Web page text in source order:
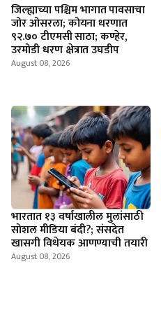
जिल्ह्याच्या पश्चिम भागात पावसाचा
जोर ओसरला; कोयना धरणात
९२.७० टीएमसी साठा; कण्हेर,
उरमोडी धरण क्षेत्रात उघडीप
August 08, 2026
भारतात १३ वर्षाखालील मुलांसाठी
सोशल मीडिया बंदी?; संसदेत
खासगी विधेयक आणण्याची तयारी
August 08, 2026